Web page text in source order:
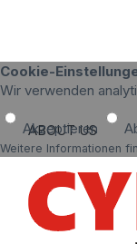
Cookie-
Wir verwenden
Akzeptieren
Weitere Informationen
ABOUT US